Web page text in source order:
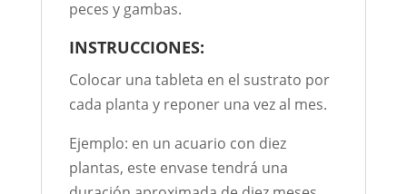
peces y gambas.
INSTRUCCIONES:
Colocar una tableta en el sustrato por
cada planta y reponer una vez al mes.
Ejemplo: en un acuario con diez
plantas, este envase tendrá una